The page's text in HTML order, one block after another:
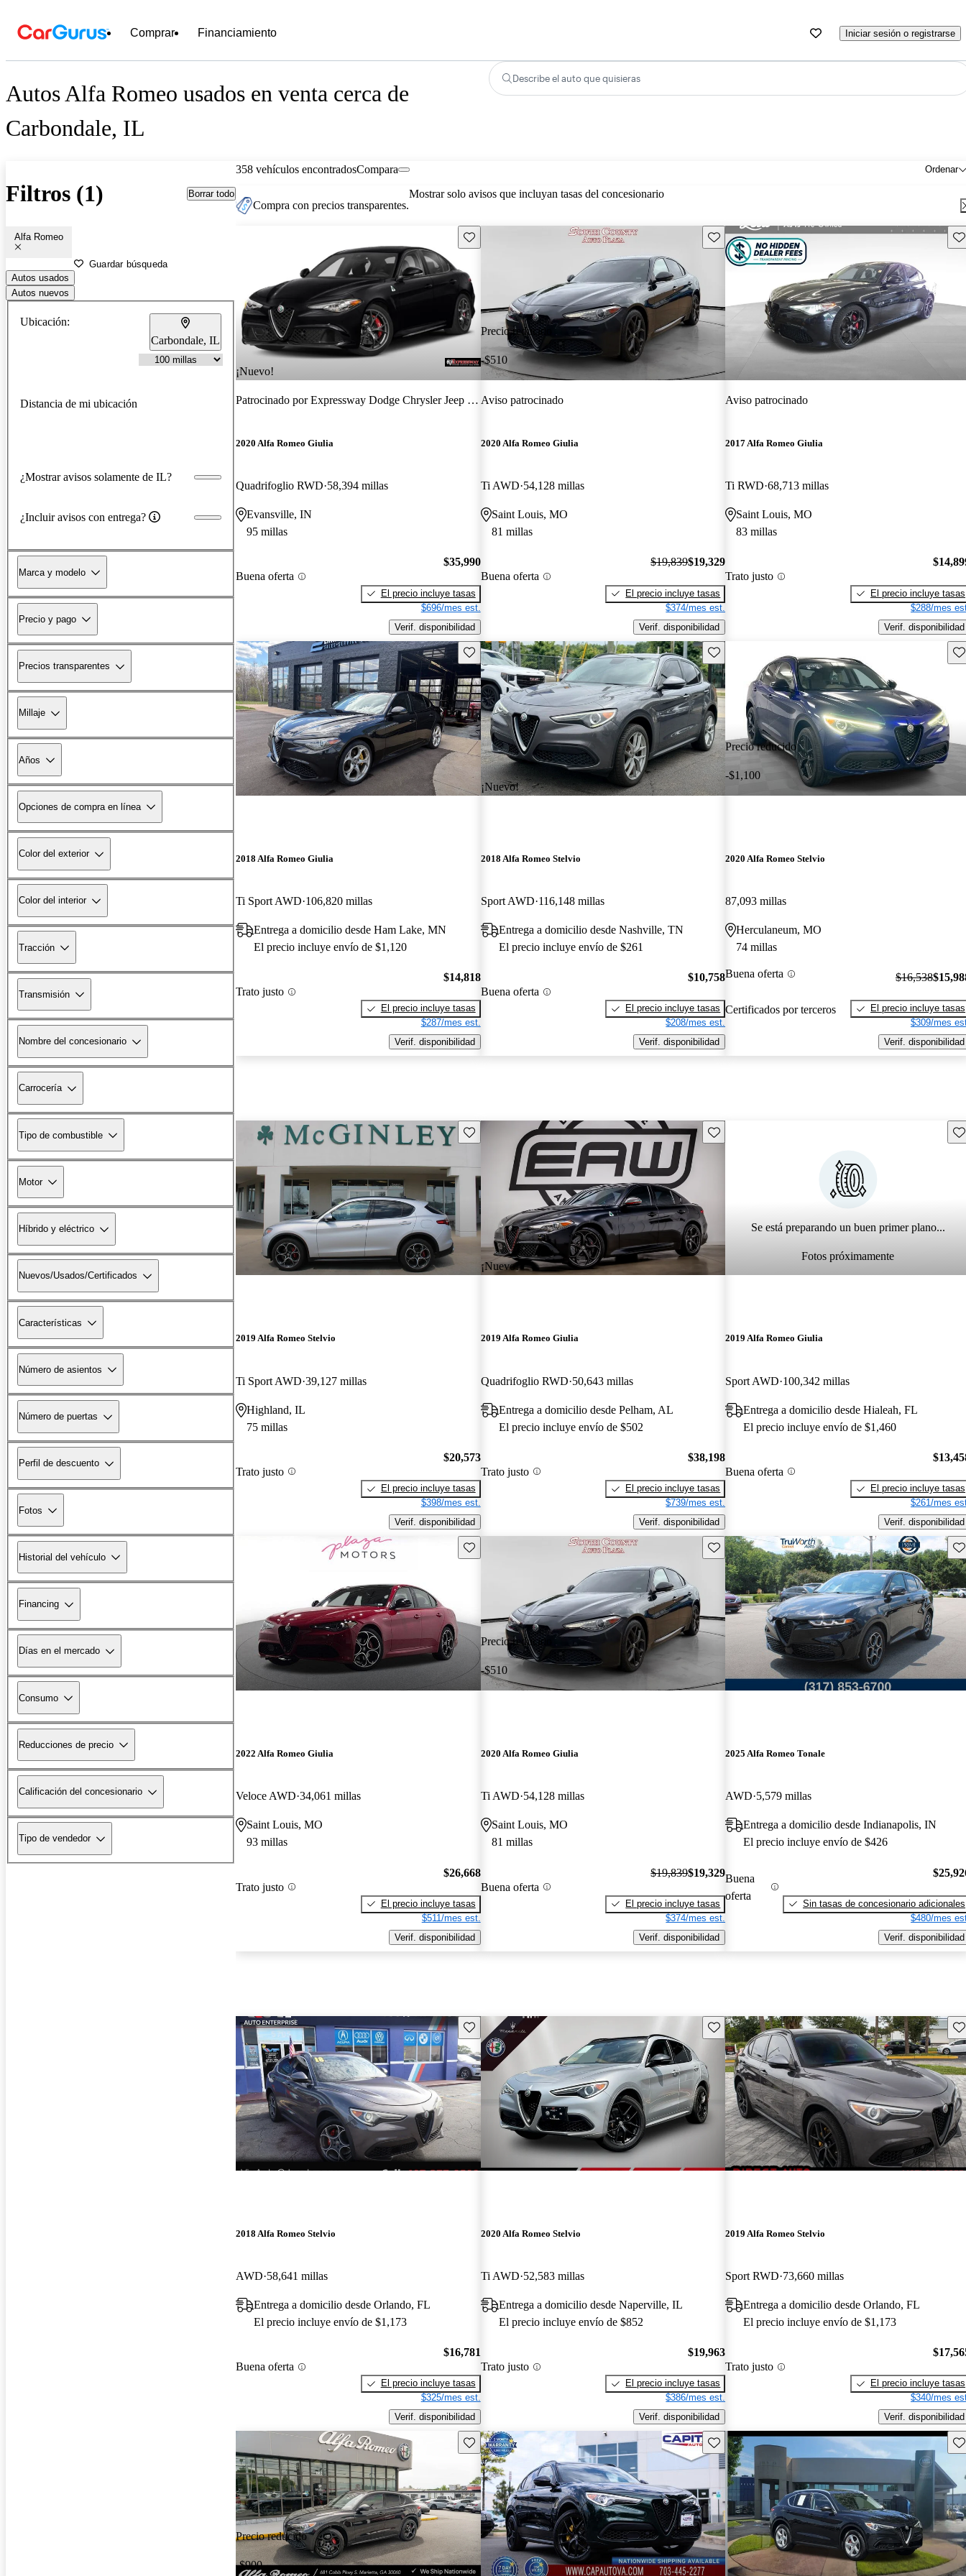
Comprar Financiamiento Iniciar sesión o registrarse
Autos Alfa Romeo usados en venta cerca de
Carbondale, IL
Describe el auto que quisieras
Filtros (1) Borrar todo
Alfa Romeo
Guardar búsqueda
Autos usados
Autos nuevos
Ubicación:
Carbondale, IL
Distancia de mi ubicación
¿Mostrar avisos solamente de IL?
¿Incluir avisos con entrega?
Marca y modelo
Precio y pago
Precios transparentes
Millaje
Años
Opciones de compra en línea
Color del exterior
Color del interior
Tracción
Transmisión
Nombre del concesionario
Carrocería
Tipo de combustible
Motor
Híbrido y eléctrico
Nuevos/Usados/Certificados
Características
Número de asientos
Número de puertas
Perfil de descuento
Fotos
Historial del vehículo
Financing
Días en el mercado
Consumo
Reducciones de precio
Calificación del concesionario
Tipo de vendedor
358 vehículos encontrados Ordenar
Compara
Compra con precios transparentes.
Mostrar solo avisos que incluyan tasas del concesionario
¡Nuevo!
Guarda este Aviso
Patrocinado porExpressway Dodge Chrysler Jeep Ram
2020 Alfa Romeo Giulia
Quadrifoglio RWD 58,394 millas
Evansville, IN
95 millas
Buena oferta
$35,990
El precio incluye tasas
$696/mes est.
Verif. disponibilidad
Precio reducido
-$510
Guarda este Aviso
Aviso patrocinado
2020 Alfa Romeo Giulia
Ti AWD 54,128 millas
Saint Louis, MO
81 millas
Buena oferta
$19,839$19,329
El precio incluye tasas
$374/mes est.
Verif. disponibilidad
Aviso patrocinado
2017 Alfa Romeo Giulia
Ti RWD 68,713 millas
Saint Louis, MO
83 millas
Trato justo
El precio incluye tasas
$288/mes
Verif. disponibilidad
Guarda este Aviso
2018 Alfa Romeo Giulia
Ti Sport AWD 106,820 millas
Entrega a domicilio desde Ham Lake, MN
El precio incluye envío de $1,120
Trato justo
$14,818
El precio incluye tasas
$287/mes est.
Verif. disponibilidad
¡Nuevo!
Guarda este Aviso
2018 Alfa Romeo Stelvio
Sport AWD 116,148 millas
Entrega a domicilio desde Nashville, TN
El precio incluye envío de $261
Buena oferta
$10,758
El precio incluye tasas
$208/mes est.
Verif. disponibilidad
Precio reducido
-$1,100
2020 Alfa Romeo Stelvio
87,093 millas
Herculaneum, MO
74 millas
Buena oferta
Certificados por terceros
$16,538
El precio incluye tasas
$309/mes
Verif. disponibilidad
Guarda este Aviso
2019 Alfa Romeo Stelvio
Ti Sport AWD 39,127 millas
Highland, IL
75 millas
Trato justo
$20,573
El precio incluye tasas
$398/mes est.
Verif. disponibilidad
¡Nuevo!
Guarda este Aviso
2019 Alfa Romeo Giulia
Quadrifoglio RWD 50,643 millas
Entrega a domicilio desde Pelham, AL
El precio incluye envío de $502
Trato justo
$38,198
El precio incluye tasas
$739/mes est.
Verif. disponibilidad
Se está preparando un buen primer plano...
Fotos próximamente
2019 Alfa Romeo Giulia
Sport AWD 100,342 millas
Entrega a domicilio desde Hialeah, FL
El precio incluye envío de $1,460
Buena oferta
El precio incluye tasas
$261/mes
Verif. disponibilidad
Guarda este Aviso
2022 Alfa Romeo Giulia
Veloce AWD 34,061 millas
Saint Louis, MO
93 millas
Trato justo
$26,668
El precio incluye tasas
$511/mes est.
Verif. disponibilidad
Precio reducido
-$510
Guarda este Aviso
2020 Alfa Romeo Giulia
Ti AWD 54,128 millas
Saint Louis, MO
81 millas
Buena oferta
$19,839$19,329
El precio incluye tasas
$374/mes est.
Verif. disponibilidad
2025 Alfa Romeo Tonale
AWD 5,579 millas
Entrega a domicilio desde Indianapolis, IN
El precio incluye envío de $426
Buena
oferta
Sin tasas de concesionario adicionales
$480/mes
Verif. disponibilidad
Guarda este Aviso
2018 Alfa Romeo Stelvio
AWD 58,641 millas
Entrega a domicilio desde Orlando, FL
El precio incluye envío de $1,173
Buena oferta
$16,781
El precio incluye tasas
$325/mes est.
Verif. disponibilidad
Guarda este Aviso
2020 Alfa Romeo Stelvio
Ti AWD 52,583 millas
Entrega a domicilio desde Naperville, IL
El precio incluye envío de $852
Trato justo
$19,963
El precio incluye tasas
$386/mes est.
Verif. disponibilidad
2019 Alfa Romeo Stelvio
Sport RWD 73,660 millas
Entrega a domicilio desde Orlando, FL
El precio incluye envío de $1,173
Trato justo
El precio incluye tasas
$340/mes
Verif. disponibilidad
Precio reducido
-$900
Guarda este Aviso Guarda este Aviso